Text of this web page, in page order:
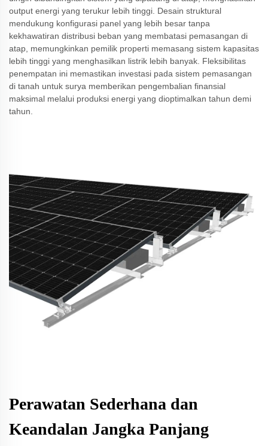
output energi yang terukur lebih tinggi. Desain struktural
mendukung konfigurasi panel yang lebih besar tanpa
kekhawatiran distribusi beban yang membatasi pemasangan di
atap, memungkinkan pemilik properti memasang sistem kapasitas
lebih tinggi yang menghasilkan listrik lebih banyak. Fleksibilitas
penempatan ini memastikan investasi pada sistem pemasangan
di tanah untuk surya memberikan pengembalian finansial
maksimal melalui produksi energi yang dioptimalkan tahun demi
tahun.
Perawatan Sederhana dan
Keandalan Jangka Panjang